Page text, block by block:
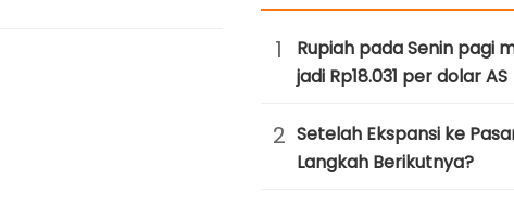
1
Rupiah pada Senin pagi
jadi Rp18.031 per dolar AS
2 Setelah Ekspansi ke
Langkah Berikutnya?